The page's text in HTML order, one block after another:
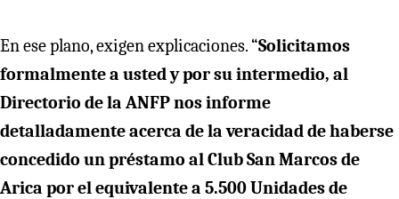
En ese plano, exigen explicaciones. “Solicitamos
formalmente a usted y por su intermedio, al
Directorio de la ANFP nos informe
detalladamente acerca de la veracidad de haberse
concedido un préstamo al Club San Marcos de
Arica por el equivalente a 5.500 Unidades de